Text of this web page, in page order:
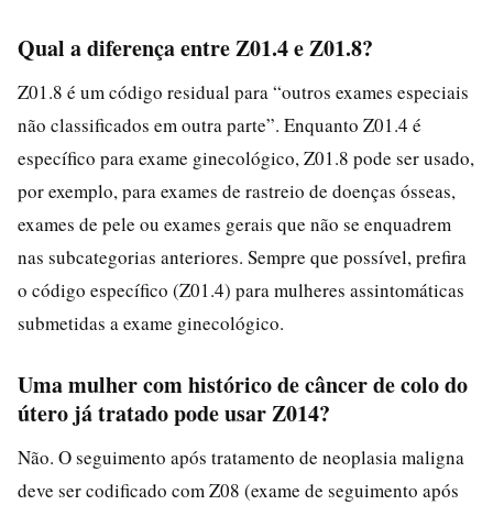
Qual a diferença entre Z01.4 e Z01.8?
Z01.8 é um código residual para “outros exames especiais
não classificados em outra parte”. Enquanto Z01.4 é
específico para exame ginecológico, Z01.8 pode ser usado,
por exemplo, para exames de rastreio de doenças ósseas,
exames de pele ou exames gerais que não se enquadrem
nas subcategorias anteriores. Sempre que possível, prefira
o código específico (Z01.4) para mulheres assintomáticas
submetidas a exame ginecológico.
Uma mulher com histórico de câncer de colo do
útero já tratado pode usar Z014?
Não. O seguimento após tratamento de neoplasia maligna
deve ser codificado com Z08 (exame de seguimento após